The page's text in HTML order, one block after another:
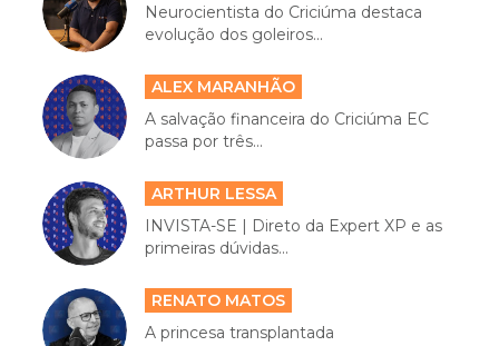
Neurocientista do Criciúma destaca
evolução dos goleiros...
ALEX MARANHÃO
A salvação financeira do Criciúma EC
passa por três...
ARTHUR LESSA
INVISTA-SE | Direto da Expert XP e as
primeiras dúvidas...
RENATO MATOS
A princesa transplantada